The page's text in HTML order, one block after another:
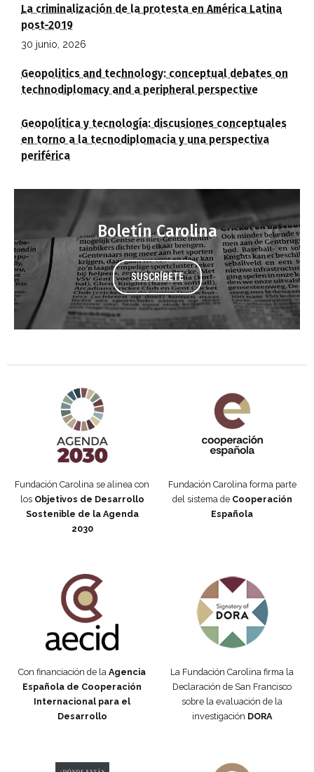
La criminalización de la protesta en América Latina
post-2019
30 junio, 2026
Geopolitics and technology: conceptual debates on
technodiplomacy and a peripheral perspective
Geopolítica y tecnología: discusiones conceptuales
en torno a la tecnodiplomacia y una perspectiva
periférica
Boletín Carolina
SUSCRÍBETE
Fundación Carolina se alinea con
los Objetivos de Desarrollo
Sostenible de la Agenda
2030
Fundación Carolina forma parte
del sistema de Cooperación
Española
Con financiación de la Agencia
Española de Cooperación
Internacional para el
Desarrollo
La Fundación Carolina firma la
Declaración de San Francisco
sobre la evaluación de la
investigación DORA